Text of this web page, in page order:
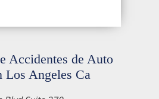
Accidentes de Auto
Los Angeles Ca